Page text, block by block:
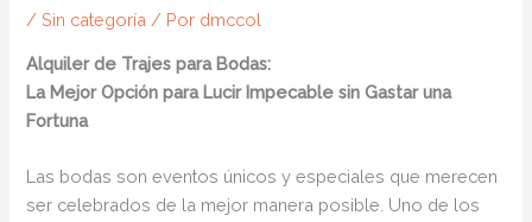
/Sin categoría / Por dmccol
Alquiler de Trajes para Bodas:
La Mejor Opción para Lucir Impecable sin Gastar una
Fortuna
Las bodas son eventos únicos y especiales que merecen
ser celebrados de la mejor manera posible. Uno de los